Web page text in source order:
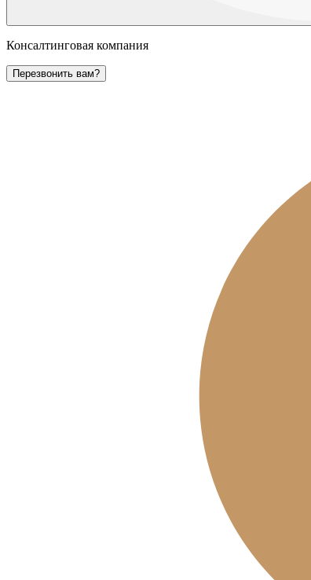
Консалтинговая компания
Перезвонить вам?